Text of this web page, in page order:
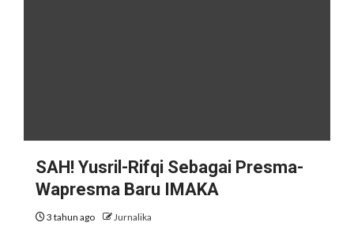
SAH! Yusril-Rifqi Sebagai Presma-
Wapresma Baru IMAKA
3 tahun ago Jurnalika